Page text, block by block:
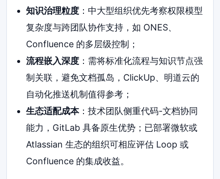
知识治理粒度：中大型组织优先考察权限模型
复杂度与跨团队协作支持，如 ONES、
Confluence 的多层级控制；
流程嵌入深度：需将标准化流程与知识节点强
制关联，避免文档孤岛，ClickUp、明道云的
自动化推送机制值得参考；
生态适配成本：技术团队侧重代码-文档协同
能力，GitLab 具备原生优势；已部署微软或
Atlassian 生态的组织可相应评估 Loop 或
Confluence 的集成收益。